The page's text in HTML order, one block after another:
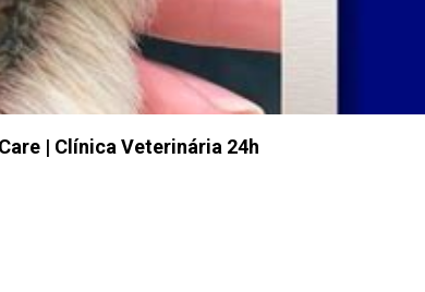
| Clínica Veterinária 24h